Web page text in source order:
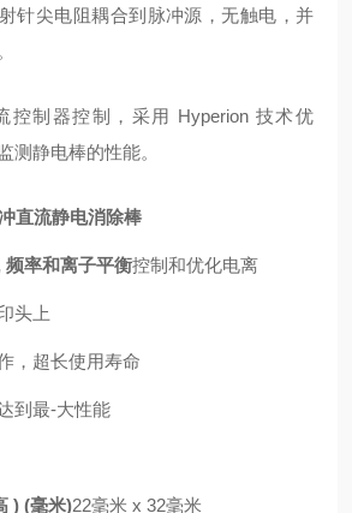
针尖电阻耦合到脉冲源，无触电，并
控制器控制，采用 Hyperion 技术优
测静电棒的性能。
直流静电消除棒
频率和离子平衡控制和优化电离
头上
，超长使用寿命
到最-大性能
) (毫米)22毫米 x 32毫米